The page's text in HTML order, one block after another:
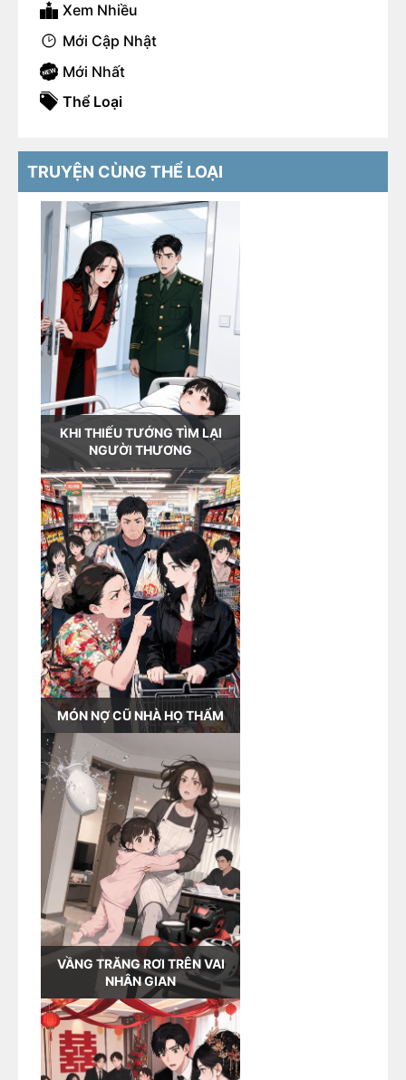
Xem Nhiều
Mới Cập Nhật
Mới Nhất
Thể Loại
TRUYỆN CÙNG THỂ LOẠI
KHI THIẾU TƯỚNG TÌM LẠI
NGƯỜI THƯƠNG
MÓN NỢ CŨ NHÀ HỌ THẨM
VẦNG TRĂNG RƠI TRÊN VAI
NHÂN GIAN